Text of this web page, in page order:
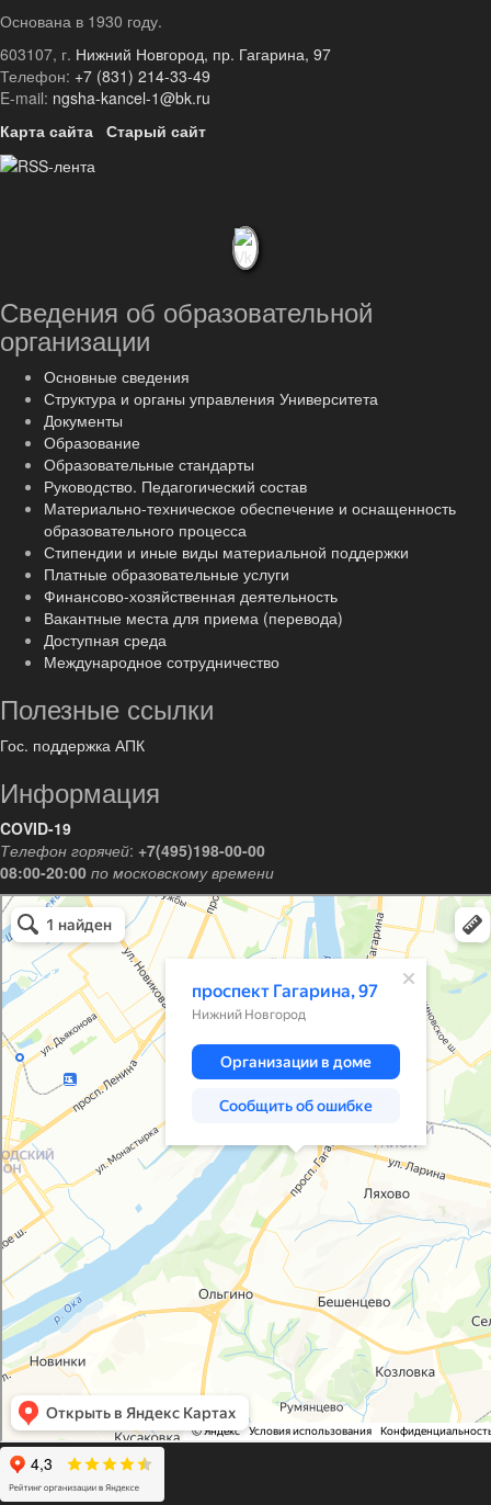
Основана в 1930 году.
603107, г. Нижний Новгород, пр. Гагарина, 97
Телефон: +7 (831) 214-33-49
E-mail: ngsha-kancel-1@bk.ru
Карта сайта Старый сайт
Сведения об образовательной
организации
Основные сведения
Структура и органы управления Университета
Документы
Образование
Образовательные стандарты
Руководство. Педагогический состав
Материально-техническое обеспечение и оснащенность
образовательного процесса
Стипендии и иные виды материальной поддержки
Платные образовательные услуги
Финансово-хозяйственная деятельность
Вакантные места для приема (перевода)
Доступная среда
Международное сотрудничество
Полезные ссылки
Гос. поддержка АПК
Информация
COVID-19
Телефон горячей: +7(495)198-00-00
08:00-20:00 по московскому времени